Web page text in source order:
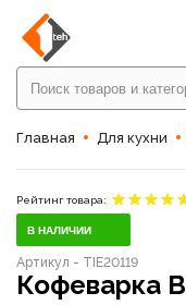
Главная Для кухни
Рейтинг товара:
В НАЛИЧИИ
Артикул - TIE20119
Кофеварка